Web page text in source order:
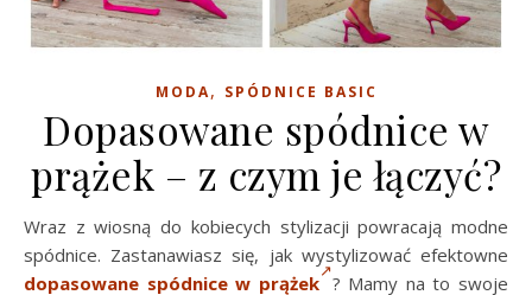
MODA, SPÓDNICE BASIC
Dopasowane spódnice w
prążek – z czym je łączyć?
Wraz z wiosną do kobiecych stylizacji powracają modne
spódnice. Zastanawiasz się, jak wystylizować efektowne
dopasowane spódnice w prążek ? Mamy na to swoje